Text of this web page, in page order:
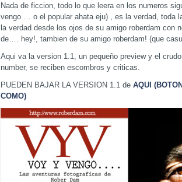
Nada de ficcion, todo lo que leera en los numeros
vengo … o el popular ahata eju) , es la verdad, toda
la verdad desde los ojos de su amigo roberdam con
de…. hey!, tambien de su amigo roberdam! (que
Aqui va la version 1.1, un pequeño preview y el
number, se reciben escombros y criticas.
PUEDEN BAJAR LA VERSION 1.1 de AQUI
COMO)